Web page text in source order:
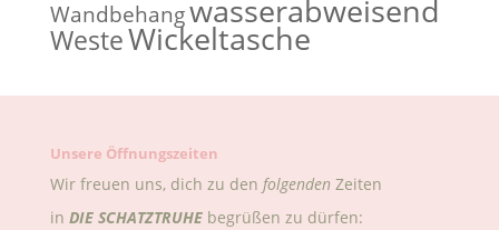
Wandbehangwasserabweisend
WesteWickeltasche
Unsere Öffnungszeiten
Wir freuen uns, dich zu den folgenden Zeiten
in DIE SCHATZTRUHEbegrüßen zu dürfen: